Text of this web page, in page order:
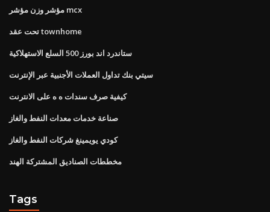
مؤشر وزن مؤشر mcx
تحت عقد townhome
ستاندرد اند بورز 500 السلع الاستهلاكية
سيتي بنك تداول العملات الأجنبية عبر الإنترنت
كيفية صرف سندات ه ه على الانترنت
صناعة خدمات معدات النفط والغاز
كودي يويمينغ شركات النفط والغاز
مخططات الصناديق المشتركة الهند
Tags